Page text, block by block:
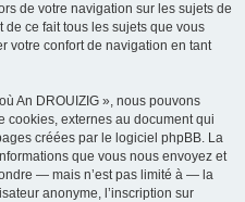
de votre navigation sur les sujets de
de ce fait tous les sujets que vous
votre confort de navigation en tant
An DROUIZIG », nous pouvons
cookies, externes au document qui
créées par le logiciel phpBB. La
que vous nous envoyez et
— mais n’est pas limité à — la
anonyme, l’inscription sur